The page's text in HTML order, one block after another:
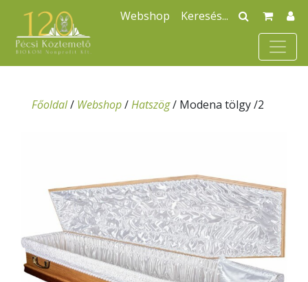
Webshop
Főoldal/ Webshop/Hatszög/ Modena tölgy /2